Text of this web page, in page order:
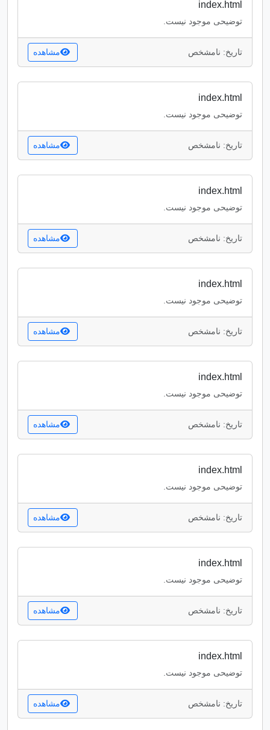
index.html
توضیحی موجود نیست.
تاریخ: نامشخص مشاهده
index.html
توضیحی موجود نیست.
تاریخ: نامشخص مشاهده
index.html
توضیحی موجود نیست.
تاریخ: نامشخص مشاهده
index.html
توضیحی موجود نیست.
تاریخ: نامشخص مشاهده
index.html
توضیحی موجود نیست.
تاریخ: نامشخص مشاهده
index.html
توضیحی موجود نیست.
تاریخ: نامشخص مشاهده
index.html
توضیحی موجود نیست.
تاریخ: نامشخص مشاهده
index.html
توضیحی موجود نیست.
تاریخ: نامشخص مشاهده